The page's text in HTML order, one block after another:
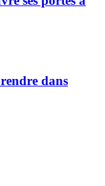
dans